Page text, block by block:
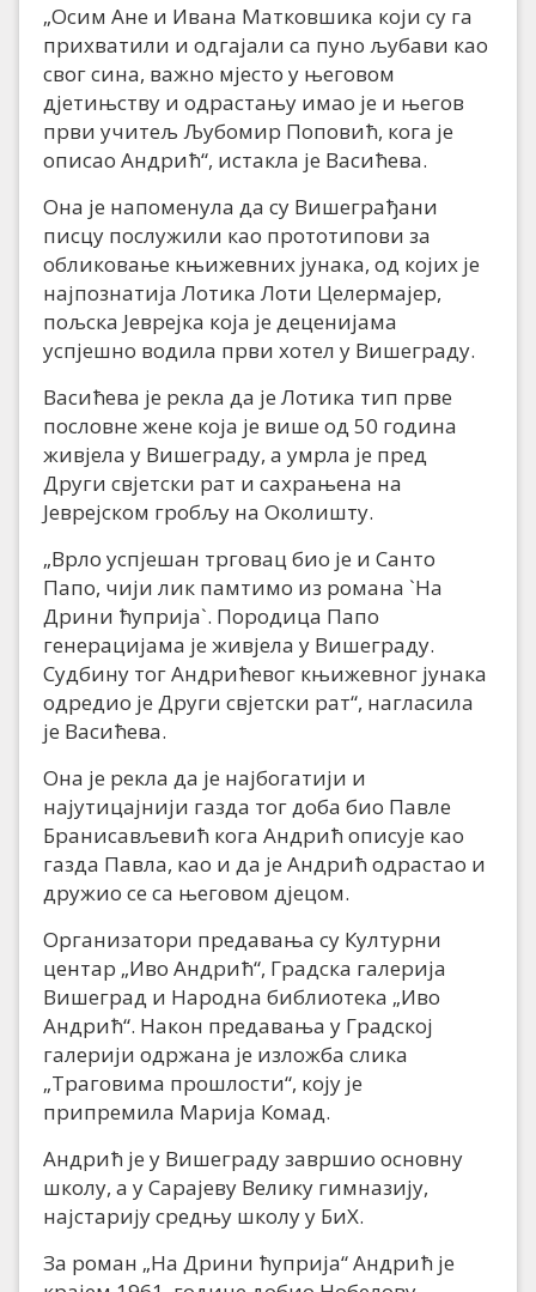
„Осим Ане и Ивана Матковшика који су га
прихватили и одгајали са пуно љубави као
свог сина, важно мјесто у његовом
дјетињству и одрастању имао је и његов
први учитељ Љубомир Поповић, кога је
описао Андрић“, истакла је Васићева.
Она је напоменула да су Вишеграђани
писцу послужили као прототипови за
обликовање књижевних јунака, од којих је
најпознатија Лотика Лоти Целермајер,
пољска Јеврејка која је деценијама
успјешно водила први хотел у Вишеграду.
Васићева је рекла да је Лотика тип прве
пословне жене која је више од 50 година
живјела у Вишеграду, а умрла је пред
Други свјетски рат и сахрањена на
Јеврејском гробљу на Околишту.
„Врло успјешан трговац био је и Санто
Папо, чији лик памтимо из романа `На
Дрини ћуприја`. Породица Папо
генерацијама је живјела у Вишеграду.
Судбину тог Андрићевог књижевног јунака
одредио је Други свјетски рат“, нагласила
је Васићева.
Она је рекла да је најбогатији и
најутицајнији газда тог доба био Павле
Бранисављевић кога Андрић описује као
газда Павла, као и да је Андрић одрастао и
дружио се са његовом дјецом.
Организатори предавања су Културни
центар „Иво Андрић“, Градска галерија
Вишеград и Народна библиотека „Иво
Андрић“. Након предавања у Градској
галерији одржана је изложба слика
„Траговима прошлости“, коју је
припремила Марија Комад.
Андрић је у Вишеграду завршио основну
школу, а у Сарајеву Велику гимназију,
најстарију средњу школу у БиХ.
За роман „На Дрини ћуприја“ Андрић је